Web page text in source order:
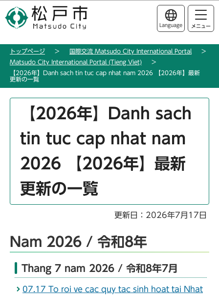
の
ー
このページの本文へ移動
Language メニュー
トップページ
国際交流 Matsudo City International Portal
Matsudo City International Portal (Tieng Viet)
【2026年】Danh sach tin tuc cap nhat nam 2026 【2026年】最新
更新の一覧
【2026年】Danh sach
tin tuc cap nhat nam
2026 【2026年】最新
更新の一覧
更新日：2026年7月17日
Nam 2026 / 令和8年
Thang 7 nam 2026 / 令和8年7月
07.17 To roi ve cac quy tac sinh hoat tai Nhat